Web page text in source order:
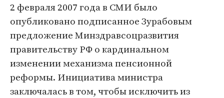
2 февраля 2007 года в СМИ было
опубликовано подписанное Зурабовым
предложение Минздравсоцразвития
правительству РФ о кардинальном
изменении механизма пенсионной
реформы. Инициатива министра
заключалась в том, чтобы исключить из